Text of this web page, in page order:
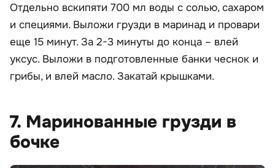
Отдельно вскипяти 700 мл воды с солью, сахаром
и специями. Выложи грузди в маринад и провари
еще 15 минут. За 2-3 минуты до конца – влей
уксус. Выложи в подготовленные банки чеснок и
грибы, и влей масло. Закатай крышками.
7. Маринованные грузди в
бочке